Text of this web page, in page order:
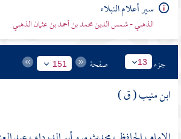
سير أعلام النبلاء
الذهبي - شمس الدين محمد بن أحمد بن عثمان الذهبي
جزء 13 صفحة 151
ابن منيب( ق )